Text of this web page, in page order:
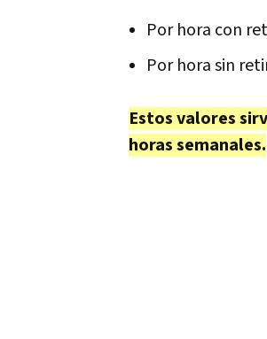
Por hora con
Por hora sin
Estos valores
horas semanales.